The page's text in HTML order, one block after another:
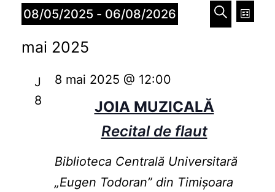
Evenimente
căutare
Caută
Listă
08/05/2025 - 06/08/2026
data.
mai 2025
J
8
JOIA MUZICALĂ
Recital de flaut
8 mai 2025 @ 12:00
Biblioteca Centrală Universitară
„Eugen Todoran” din Timişoara